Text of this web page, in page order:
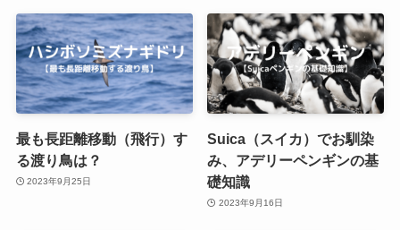
最も長距離移動（飛行）す
る渡り鳥は？
2023年9月25日
Suica（スイカ）でお馴染
み、アデリーペンギンの基
礎知識
2023年9月16日